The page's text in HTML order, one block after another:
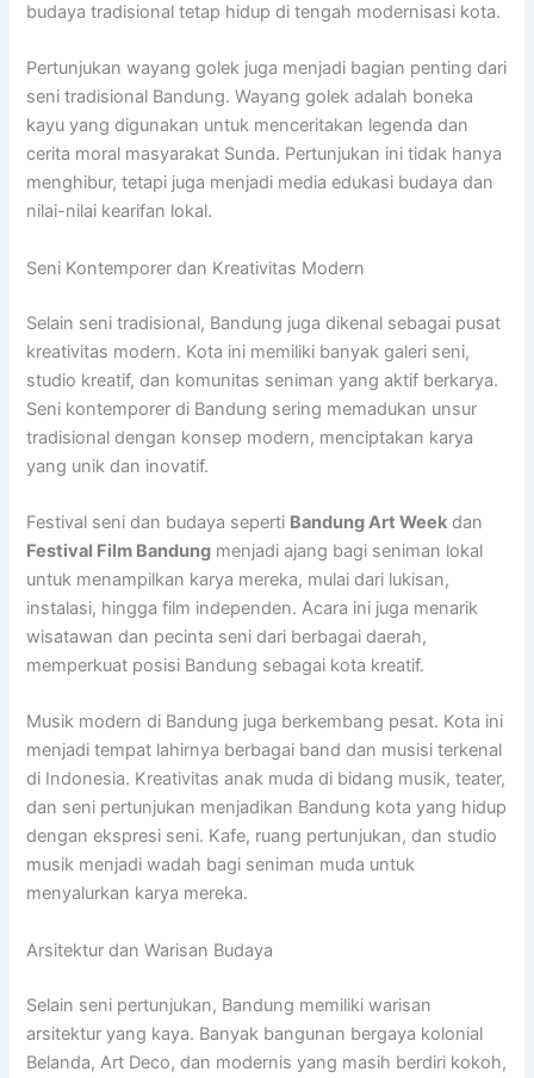
budaya tradisional tetap hidup di tengah modernisasi kota.
Pertunjukan wayang golek juga menjadi bagian penting dari
seni tradisional Bandung. Wayang golek adalah boneka
kayu yang digunakan untuk menceritakan legenda dan
cerita moral masyarakat Sunda. Pertunjukan ini tidak hanya
menghibur, tetapi juga menjadi media edukasi budaya dan
nilai-nilai kearifan lokal.
Seni Kontemporer dan Kreativitas Modern
Selain seni tradisional, Bandung juga dikenal sebagai pusat
kreativitas modern. Kota ini memiliki banyak galeri seni,
studio kreatif, dan komunitas seniman yang aktif berkarya.
Seni kontemporer di Bandung sering memadukan unsur
tradisional dengan konsep modern, menciptakan karya
yang unik dan inovatif.
Festival seni dan budaya seperti Bandung Art Week dan
Festival Film Bandung menjadi ajang bagi seniman lokal
untuk menampilkan karya mereka, mulai dari lukisan,
instalasi, hingga film independen. Acara ini juga menarik
wisatawan dan pecinta seni dari berbagai daerah,
memperkuat posisi Bandung sebagai kota kreatif.
Musik modern di Bandung juga berkembang pesat. Kota ini
menjadi tempat lahirnya berbagai band dan musisi terkenal
di Indonesia. Kreativitas anak muda di bidang musik, teater,
dan seni pertunjukan menjadikan Bandung kota yang hidup
dengan ekspresi seni. Kafe, ruang pertunjukan, dan studio
musik menjadi wadah bagi seniman muda untuk
menyalurkan karya mereka.
Arsitektur dan Warisan Budaya
Selain seni pertunjukan, Bandung memiliki warisan
arsitektur yang kaya. Banyak bangunan bergaya kolonial
Belanda, Art Deco, dan modernis yang masih berdiri kokoh,